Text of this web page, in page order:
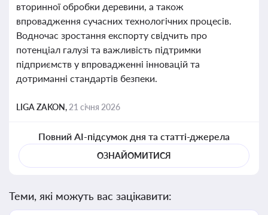
вторинної обробки деревини, а також
впровадження сучасних технологічних процесів.
Водночас зростання експорту свідчить про
потенціал галузі та важливість підтримки
підприємств у впровадженні інновацій та
дотриманні стандартів безпеки.
LIGA ZAKON, 21 січня 2026
Повний AI-підсумок дня та статті-джерела
ОЗНАЙОМИТИСЯ
Теми, які можуть вас зацікавити: